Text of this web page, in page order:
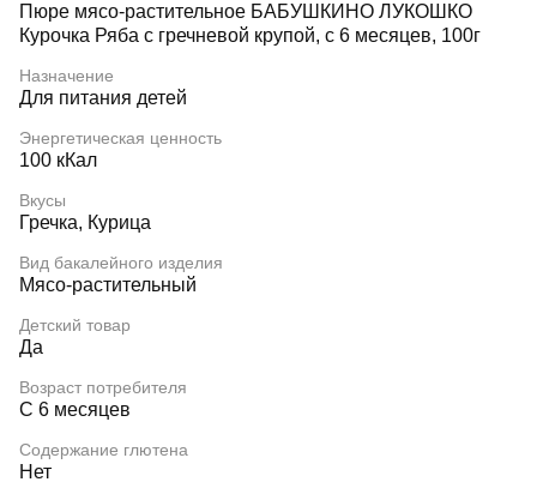
Пюре мясо-растительное БАБУШКИНО ЛУКОШКО
Курочка Ряба с гречневой крупой, с 6 месяцев, 100г
Назначение
Для питания детей
Энергетическая ценность
100 кКал
Вкусы
Гречка, Курица
Вид бакалейного изделия
Мясо-растительный
Детский товар
Да
Возраст потребителя
С 6 месяцев
Содержание глютена
Нет